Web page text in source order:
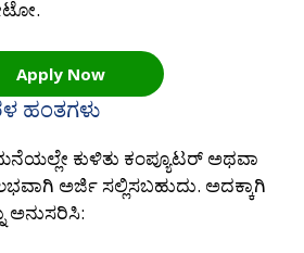
Apply Now
ಹಂತಗಳು
ಕುಳಿತು ಕಂಪ್ಯೂಟರ್ ಅಥವಾ
ಅರ್ಜಿ ಸಲ್ಲಿಸಬಹುದು. ಅದಕ್ಕಾಗಿ
ಅನುಸರಿಸಿ: